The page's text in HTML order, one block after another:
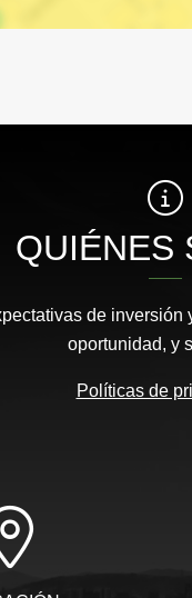
QUIÉNES
de
oportunidad, y
Políticas de